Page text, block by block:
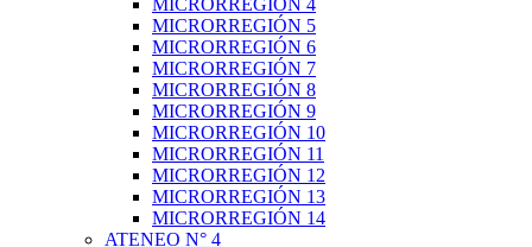
MICRORREGIÓN 4
MICRORREGIÓN 5
MICRORREGIÓN 6
MICRORREGIÓN 7
MICRORREGIÓN 8
MICRORREGIÓN 9
MICRORREGIÓN 10
MICRORREGIÓN 11
MICRORREGIÓN 12
MICRORREGIÓN 13
MICRORREGIÓN 14
ATENEO N° 4